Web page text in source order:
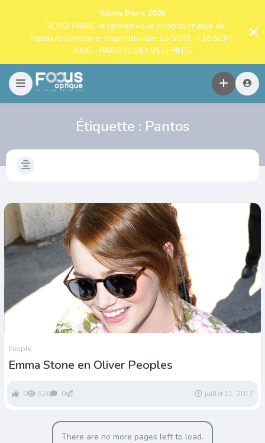
Silmo Paris 2026
: SILMO PARIS, le rendez-vous incontournable de
l’optique-lunetterie internationale 25 SEPT. > 28 SEPT.
2026 - PARIS NORD VILLEPINTE
Étiquette : Pantos
People
Emma Stone en Oliver Peoples
0 526 0 juillet 11, 2017
There are no more pages left to load.